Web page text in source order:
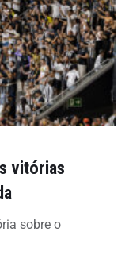
vitórias
sobre o